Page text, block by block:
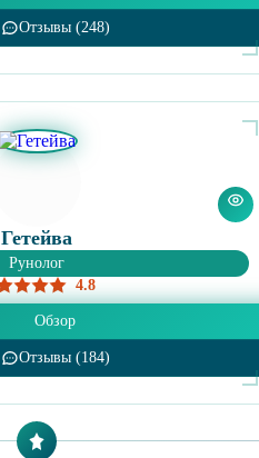
Отзывы (248)
Гетейва
Рунолог
4.8
Обзор
Отзывы (184)